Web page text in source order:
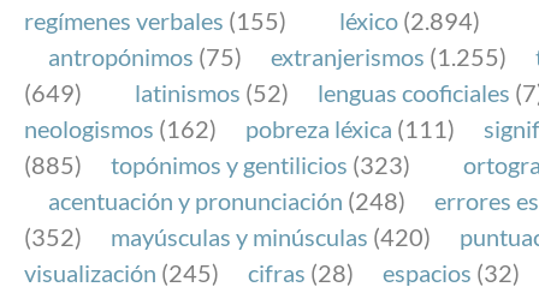
regímenes verbales (155) léxico (2.894)
antropónimos (75) extranjerismos (1.255)
(649)
latinismos (52) lenguas cooficiales
neologismos (162) pobreza léxica (111)
(885)
topónimos y gentilicios (323)
acentuación y pronunciación (248)
errores
(352)
mayúsculas y minúsculas (420)
visualización (245) cifras (28) espacios (32)